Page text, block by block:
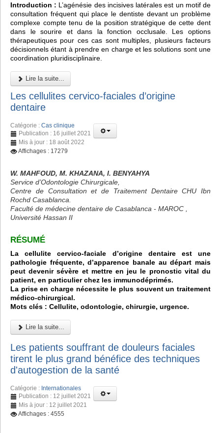
Introduction : L’agénésie des incisives latérales est un motif de
consultation fréquent qui place le dentiste devant un problème
complexe compte tenu de la position stratégique de cette dent
dans le sourire et dans la fonction occlusale. Les options
thérapeutiques pour ces cas sont multiples, plusieurs facteurs
décisionnels étant à prendre en charge et les solutions sont une
coordination pluridisciplinaire.
Lire la suite...
Les cellulites cervico-faciales d’origine
dentaire
Catégorie : Cas clinique
Publication : 16 juillet 2021
Mis à jour : 18 août 2022
Affichages : 17279
W. MAHFOUD, M. KHAZANA, I. BENYAHYA
Service d’Odontologie Chirurgicale,
Centre de Consultation et de Traitement Dentaire CHU Ibn
Rochd Casablanca.
Faculté de médecine dentaire de Casablanca - MAROC ,
Université Hassan II
RÉSUMÉ
La cellulite cervico-faciale d’origine dentaire est une
pathologie fréquente, d’apparence banale au départ mais
peut devenir sévère et mettre en jeu le pronostic vital du
patient, en particulier chez les immunodéprimés.
La prise en charge nécessite le plus souvent un traitement
médico-chirurgical.
Mots clés : Cellulite, odontologie, chirurgie, urgence.
Lire la suite...
Les patients souffrant de douleurs faciales
tirent le plus grand bénéfice des techniques
d'autogestion de la santé
Catégorie : Internationales
Publication : 12 juillet 2021
Mis à jour : 12 juillet 2021
Affichages : 4555